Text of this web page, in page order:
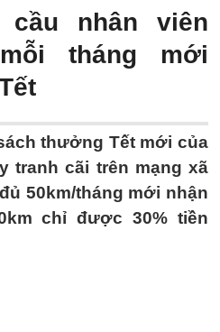
nhân viên
tháng mới
thưởng Tết mới của
tranh cãi trên mạng xã
50km/tháng mới nhận
chỉ được 30% tiền